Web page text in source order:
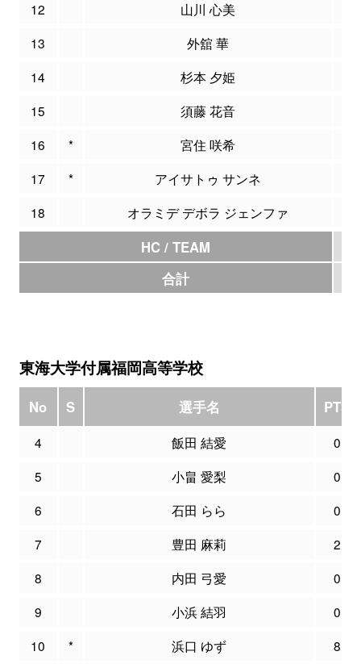
12
山川 心美
13
外舘 華
14
杉本 夕姫
15
須藤 花音
16
* 宮住 咲希
17
* アイサトゥ サンネ
18
オラミデ デボラ ジェンファ
HC / TEAM
合計
東海大学付属福岡高等学校
No S 選手名 PTS
4 飯田 結愛
0
5
小畠 愛梨
0
6
石田 らら
0
7
豊田 麻莉
2
8
内田 弓愛
0
9
小浜 結羽
0
10
* 浜口 ゆず 8